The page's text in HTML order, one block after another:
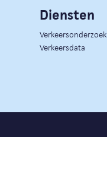
Diensten
Verkeersonderzoek
Verkeersdata